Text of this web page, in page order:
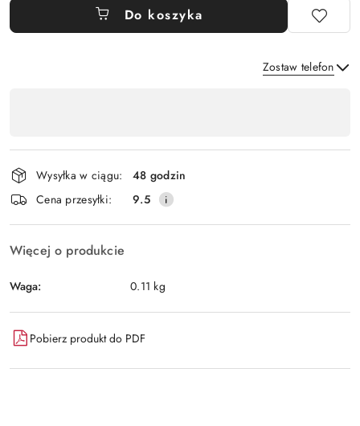
Do koszyka
Zostaw telefon
płatność
i
dostawa
Wysyłka w ciągu:
48 godzin
Cena przesyłki:
9.5
Więcej o produkcie
Waga: 0.11 kg
Pobierz produkt do PDF